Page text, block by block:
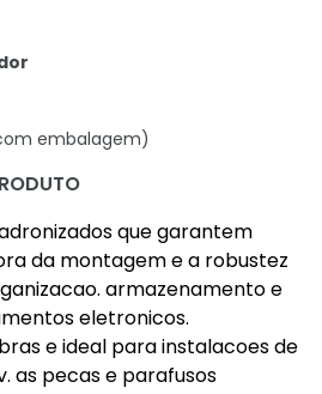
embalagem)
que garantem
da montagem e a robustez
armazenamento e
eletronicos.
e ideal para instalacoes de
as pecas e parafusos